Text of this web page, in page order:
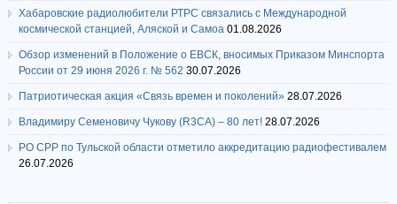
Хабаровские радиолюбители РТРС связались с Международной
космической станцией, Аляской и Самоа 01.08.2026
Обзор изменений в Положение о ЕВСК, вносимых Приказом Минспорта
России от 29 июня 2026 г. № 562 30.07.2026
Патриотическая акция «Связь времен и поколений» 28.07.2026
Владимиру Семеновичу Чукову (R3CA) – 80 лет! 28.07.2026
РО СРР по Тульской области отметило аккредитацию радиофестивалем
26.07.2026